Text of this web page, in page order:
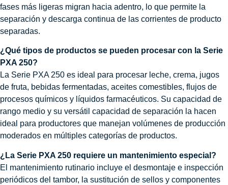
fases más ligeras migran hacia adentro, lo que permite la
separación y descarga continua de las corrientes de producto
separadas.
¿Qué tipos de productos se pueden procesar con la Serie
PXA 250?
La Serie PXA 250 es ideal para procesar leche, crema, jugos
de fruta, bebidas fermentadas, aceites comestibles, flujos de
procesos químicos y líquidos farmacéuticos. Su capacidad de
rango medio y su versátil capacidad de separación la hacen
ideal para productores que manejan volúmenes de producción
moderados en múltiples categorías de productos.
¿La Serie PXA 250 requiere un mantenimiento especial?
El mantenimiento rutinario incluye el desmontaje e inspección
periódicos del tambor, la sustitución de sellos y componentes